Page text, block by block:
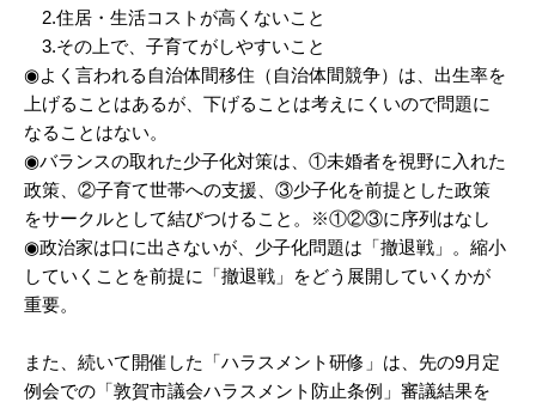
2.住居・生活コストが高くないこと
3.その上で、子育てがしやすいこと
◉よく言われる自治体間移住（自治体間競争）は、出生率を
上げることはあるが、下げることは考えにくいので問題に
なることはない。
◉バランスの取れた少子化対策は、①未婚者を視野に入れた
政策、②子育て世帯への支援、③少子化を前提とした政策
をサークルとして結びつけること。※①②③に序列はなし
◉政治家は口に出さないが、少子化問題は「撤退戦」。縮小
していくことを前提に「撤退戦」をどう展開していくかが
重要。
また、続いて開催した「ハラスメント研修」は、先の9月定
例会での「敦賀市議会ハラスメント防止条例」審議結果を